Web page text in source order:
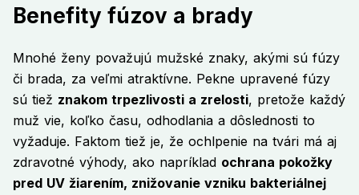
Benefity fúzov a brady
Mnohé ženy považujú mužské znaky, akými sú fúzy
či brada, za veľmi atraktívne. Pekne upravené fúzy
sú tiež znakom trpezlivosti a zrelosti, pretože každý
muž vie, koľko času, odhodlania a dôslednosti to
vyžaduje. Faktom tiež je, že ochlpenie na tvári má aj
zdravotné výhody, ako napríklad ochrana pokožky
pred UV žiarením, znižovanie vzniku bakteriálnej